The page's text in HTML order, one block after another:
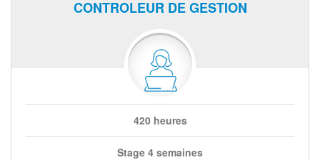
CONTROLEUR DE GESTION
420 heures
Stage 4 semaines